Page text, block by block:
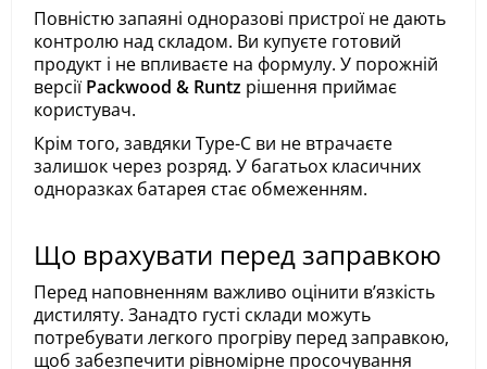
Повністю запаяні одноразові пристрої не дають
контролю над складом. Ви купуєте готовий
продукт і не впливаєте на формулу. У порожній
версіїPackwood & Runtz рішення приймає
користувач.
Крім того, завдяки Type-C ви не втрачаєте
залишок через розряд. У багатьох класичних
одноразках батарея стає обмеженням.
Що врахувати перед заправкою
Перед наповненням важливо оцінити вʼязкість
дистиляту. Занадто густі склади можуть
потребувати легкого прогріву перед заправкою,
щоб забезпечити рівномірне просочування